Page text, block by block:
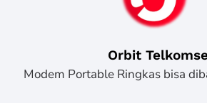
Orbit
Modem Portable Ringkas bisa